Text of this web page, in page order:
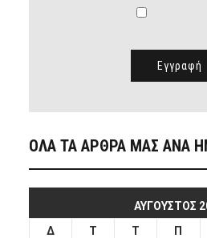
ΟΛΑ ΤΑ ΑΡΘΡΑ ΜΑΣ ΑΝΑ
ΑΎΓΟΥΣΤΟΣ
Δ
Τ Τ Π